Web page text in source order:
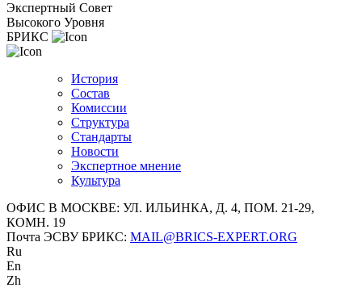
Экспертный Совет
Высокого Уровня
БРИКС
История
Состав
Комиссии
Структура
Стандарты
Новости
Экспертное мнение
Культура
ОФИС В МОСКВЕ: УЛ. ИЛЬИНКА, Д. 4, ПОМ. 21-29,
КОМН. 19
Почта ЭСВУ БРИКС: MAIL@BRICS-EXPERT.ORG
Ru
En
Zh